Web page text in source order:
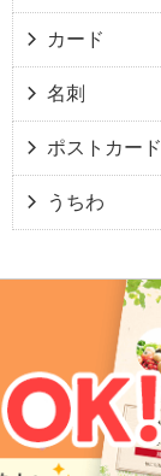
カード
名刺
ポストカード
うちわ